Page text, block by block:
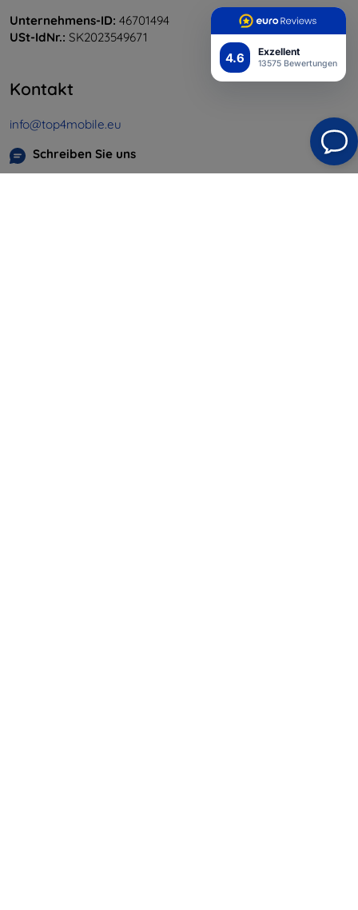
4.6 Exzellent
13575 Bewertungen
Unternehmens-ID: 46701494
USt-IdNr.: SK2023549671
Kontakt
info@top4mobile.eu
Schreiben Sie uns